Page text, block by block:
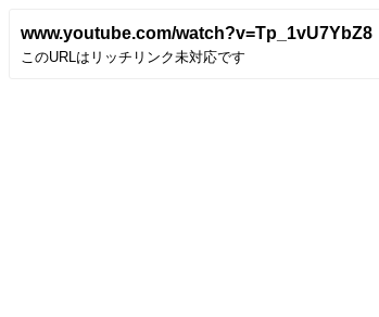
www.youtube.com/watch?v=Tp_1vU7YbZ8
このURLはリッチリンク未対応です